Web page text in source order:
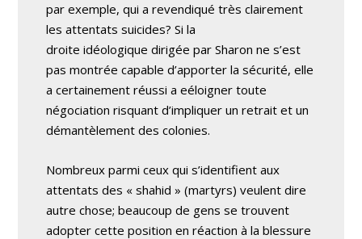
par exemple, qui a revendiqué très clairement
les attentats suicides? Si la
droite idéologique dirigée par Sharon ne s’est
pas montrée capable d’apporter la sécurité, elle
a certainement réussi a eéloigner toute
négociation risquant d’impliquer un retrait et un
démantèlement des colonies.
Nombreux parmi ceux qui s’identifient aux
attentats des « shahid » (martyrs) veulent dire
autre chose; beaucoup de gens se trouvent
adopter cette position en réaction à la blessure